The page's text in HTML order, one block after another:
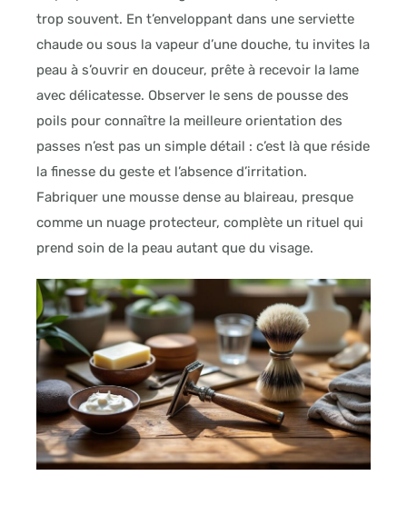
trop souvent. En t’enveloppant dans une serviette
chaude ou sous la vapeur d’une douche, tu invites la
peau à s’ouvrir en douceur, prête à recevoir la lame
avec délicatesse. Observer le sens de pousse des
poils pour connaître la meilleure orientation des
passes n’est pas un simple détail : c’est là que réside
la finesse du geste et l’absence d’irritation.
Fabriquer une mousse dense au blaireau, presque
comme un nuage protecteur, complète un rituel qui
prend soin de la peau autant que du visage.